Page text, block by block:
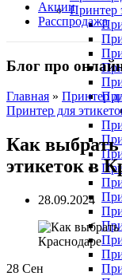
Принтер
Акции
Расспродажа
Блог про
Главная » Принтер
Принтер для
Как выбрать
этикеток в
28.09.2024
28 Сен